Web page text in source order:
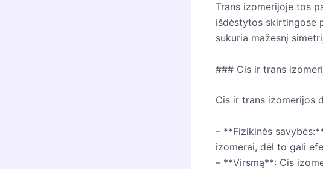
Trans izomerijoje tos
išdėstytos skirtingose
sukuria mažesnį
### Cis ir trans
Cis ir trans izomerijos
– **Fizikinės
izomerai, dėl to gali
– **Virsmą**: Cis